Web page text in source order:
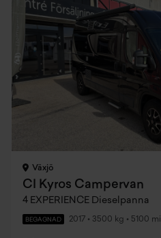
Växjö
CI Kyros Campervan
4 EXPERIENCE Dieselpanna
BEGAGNAD 2017 • 3500 kg • 5100 mil